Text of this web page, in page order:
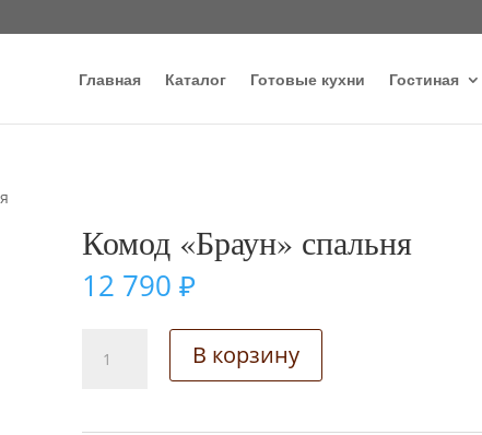
Главная Каталог Готовые кухни Гостиная
Комод «Браун» спальня
12 790₽
товара
В корзину